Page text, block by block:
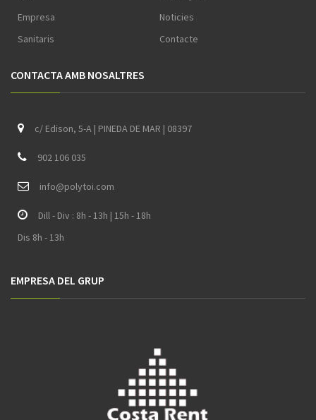
Empresa
Sanitaris
Noticies
Contacte
CONTACTA AMB NOSALTRES
c/ Edison, 5-A | PINEDA DE MAR | 08397
902 106 035
info@polytoi.com
Dill - Div : 8h - 13h | 15h - 18h
Dis 8h - 13h
EMPRESA DEL GRUP